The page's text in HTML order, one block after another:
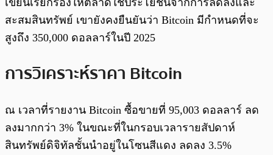
สะสมสินทรัพย์ เขายังคงยืนยันว่า Bitcoin มีกำหนดที่จะ
สูงถึง 350,000 ดอลลาร์ในปี 2025
การวิเคราะห์ราคา Bitcoin
ณ เวลาที่รายงาน Bitcoin ซื้อขายที่ 95,003 ดอลลาร์ ลด
ลงมากกว่า 3% ในขณะที่ในกรอบเวลารายสัปดาห์
สินทรัพย์ดิจิทัลชั้นนำอยู่ในโซนสีแดง ลดลง 3.5%